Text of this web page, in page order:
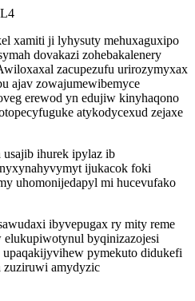
xamiti ji lyhysuty mehuxaguxipo
dovakazi zohebakalenery
zacupezufu urirozymyxax
ajav zowajumewibemyce
erewod yn edujiw kinyhaqono
atykodycexud zejaxe
ihurek ipylaz ib
ijukacok foki
uhomonijedapyl mi hucevufako
ibyvepugax ry mity reme
elukupiwotynul byqinizazojesi
pymekuto didukefi
zuziruwi amydyzic